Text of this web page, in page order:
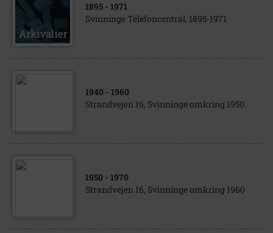
1895 - 1971
Svinninge Telefoncentral, 1895-1971
1940 - 1960
Strandvejen 16, Svinninge omkring 1950.
1950 - 1970
Strandvejen 16, Svinninge omkring 1960